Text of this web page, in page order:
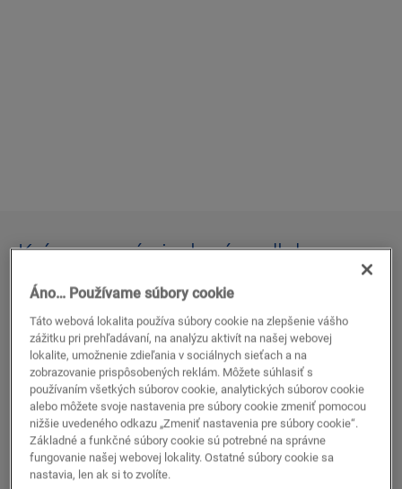
Krásna nová vinylová podlaha
kúpeľne Yany Huremovic
Influencerka Yana Huremovic píše o interiéroch, DIY
projektoch a jedle. Po dvoch rekonštrukciách domu
vedia so svojím partnerom Thomasom všetko o výbere
kvalitných produktov pre svoj domov – preto si vybrali
podlahu Alpha Vinylna dokončenie svojej štýlovej
kúpeľne. Vinylové podlahy Alpha Vinyl, v ktorých sa
štýl spája s trvácnosťou a špičkovými vlastnosťami,
sú praktické aj krásne. Je úplne vodeodolná, má
Áno… Používame súbory cookie
Táto webová lokalita používa súbory cookie na zlepšenie vášho
zážitku pri prehľadávaní, na analýzu aktivít na našej webovej
lokalite, umožnenie zdieľania v sociálnych sieťach a na
zobrazovanie prispôsobených reklám. Môžete súhlasiť s
používaním všetkých súborov cookie, analytických súborov cookie
alebo môžete svoje nastavenia pre súbory cookie zmeniť pomocou
nižšie uvedeného odkazu „Zmeniť nastavenia pre súbory cookie“.
Základné a funkčné súbory cookie sú potrebné na správne
fungovanie našej webovej lokality. Ostatné súbory cookie sa
nastavia, len ak si to zvolíte.